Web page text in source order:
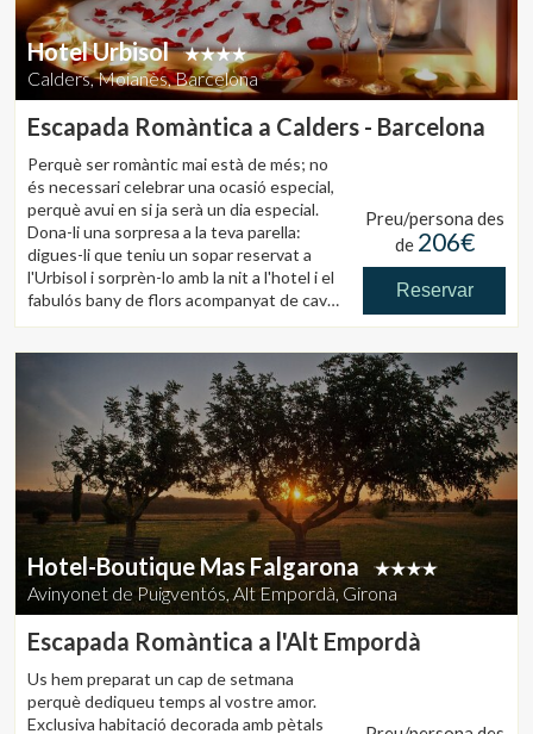
(10% IVA inclòs, taxa d'estada no inclosa)
Hotel Urbisol
Calders, Moianès, Barcelona
Escapada Romàntica a Calders - Barcelona
Perquè ser romàntic mai està de més; no
és necessari celebrar una ocasió especial,
perquè avui en si ja serà un dia especial.
Dona-li una sorpresa a la teva parella:
digues-li que teniu un sopar reservat a
l'Urbisol i sorprèn-lo amb la nit a l'hotel i el
fabulós bany de flors acompanyat de cava
i maduixes.
El paquet inclou:
Allotjament i esmorzar per a dos a
l'habitació
Entrada d'1h de durada a la
zona BLISS SPA en exclusiva per a
la parella
Preus del paquet (IVA inclòs):
Habitació deluxe: 412,50 €, Habitació
Superior: 423,50 €, Habitació Suite:
467,50 €, Habitació Suite amb Xemeneia:
492,50 €
Preu/persona des
de 206€
Reservar
Hotel-Boutique Mas Falgarona
Avinyonet de Puigventós, Alt Empordà, Girona
Escapada Romàntica a l'Alt Empordà
Us hem preparat un cap de setmana
perquè dediqueu temps al vostre amor.
Exclusiva habitació decorada amb pètals